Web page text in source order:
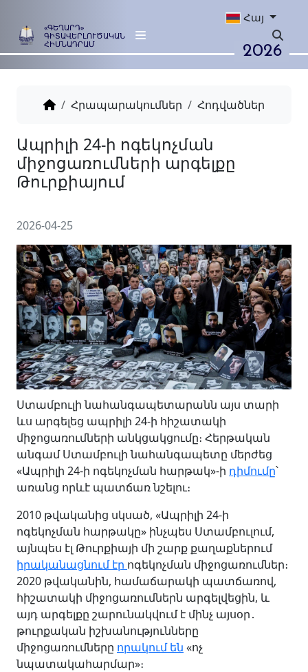
«ԳԵՂԱՐԴ»
ԳԻՏԱՎԵՐԼՈՒԾԱԿԱՆ
ՀԻՄՆԱԴՐԱՄ
Հայ
2026
Հրապարակումներ Հոդվածներ
Ապրիլի 24-ի ոգեկոչման
Թուրքիայում
2026-04-25
Ստամբուլի նահանգապետարանն այս տարի
ևս արգելեց ապրիլի 24-ի հիշատակի
միջոցառումների անկցակցումը։ Հերթական
անգամ Ստամբուլի նահանգապետը մերժեց
«Ապրիլի 24-ի ոգեկոչման հարթակ»-ի դիմումը՝
առանց որևէ պատճառ նշելու։
2010 թվականից սկսած, «Ապրիլի 24-ի
ոգեկոչման հարթակը» ինչպես Ստամբուլում,
այնպես էլ Թուրքիայի մի շարք քաղաքներում
իրականացնում էր ոգեկոչման միջոցառումներ։
2020 թվականին, համաճարակի պատճառով,
հիշատակի միջոցառումներն արգելվեցին, և
այդ արգելքը շարունակվում է մինչ այսօր․
թուրքական իշխանությունները
միջոցառումները որակում են «ոչ
նպատակահարմար»։